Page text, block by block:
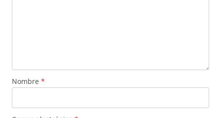
Nombre *